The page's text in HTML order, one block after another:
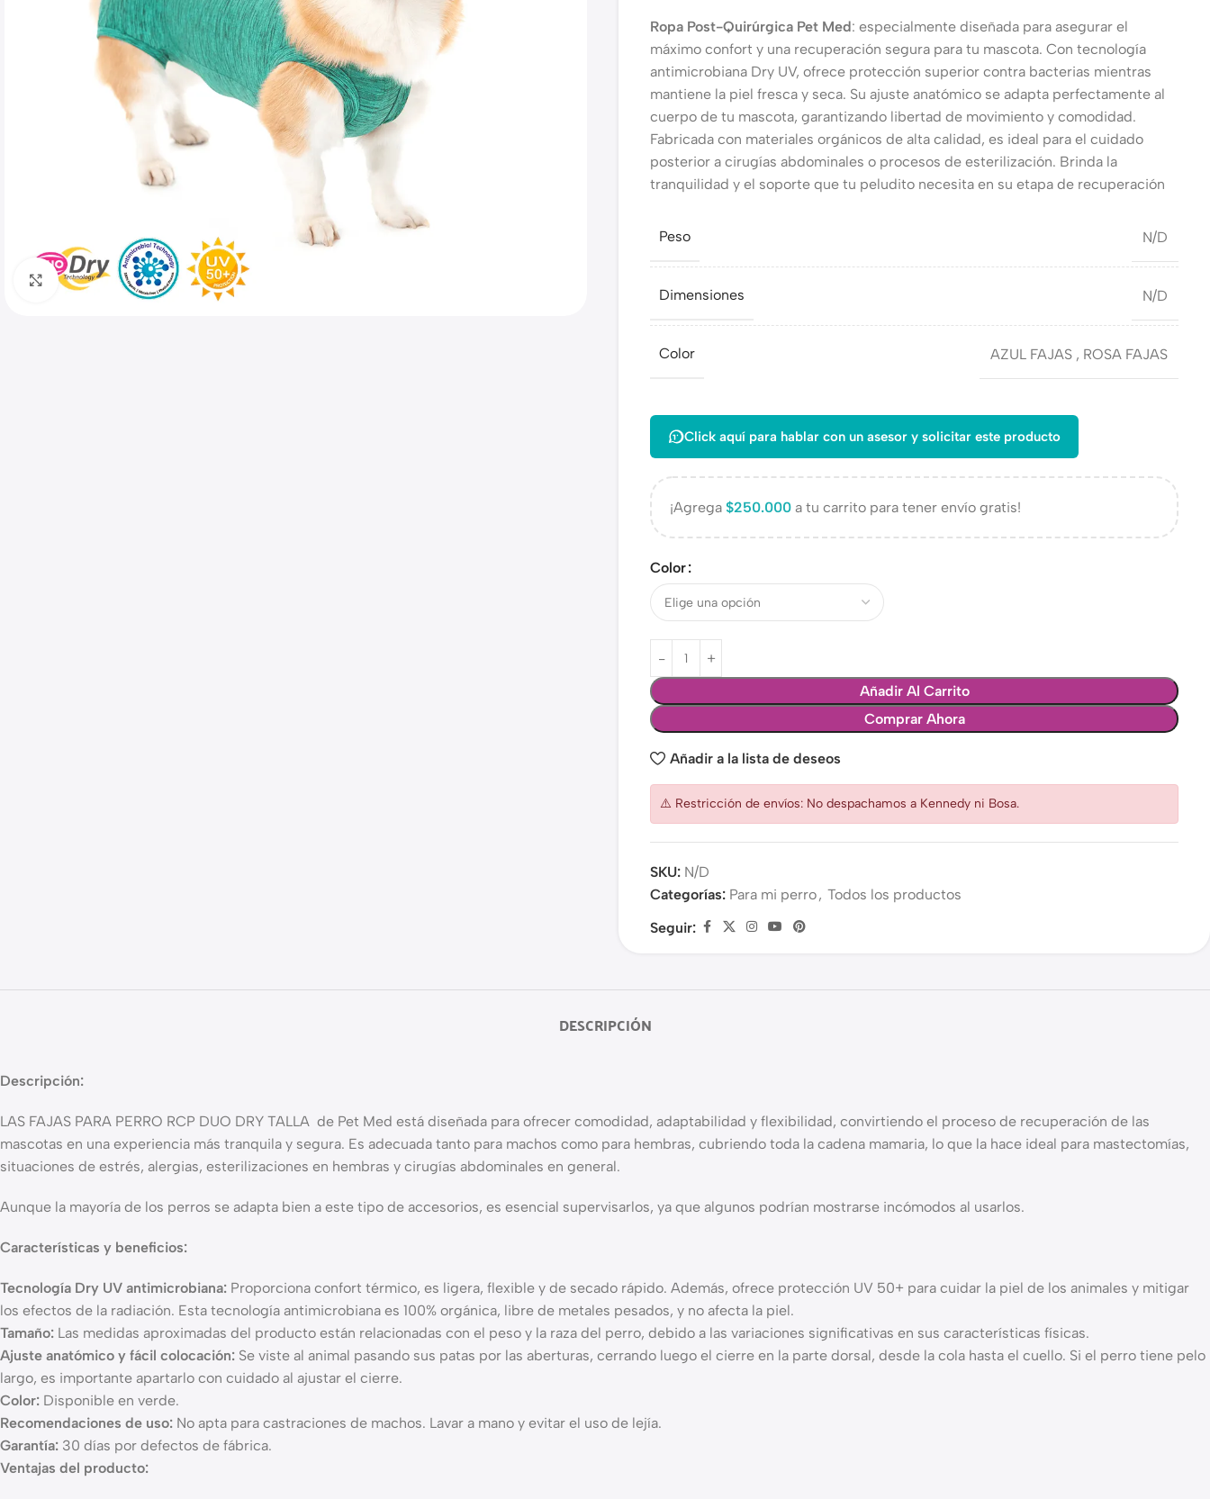
Haga clic para ampliar
Ropa Post-Quirúrgica Pet Med: especialmente diseñada para asegurar el
máximo confort y una recuperación segura para tu mascota. Con tecnología
antimicrobiana Dry UV, ofrece protección superior contra bacterias mientras
mantiene la piel fresca y seca. Su ajuste anatómico se adapta perfectamente al
cuerpo de tu mascota, garantizando libertad de movimiento y comodidad.
Fabricada con materiales orgánicos de alta calidad, es ideal para el cuidado
posterior a cirugías abdominales o procesos de esterilización. Brinda la
tranquilidad y el soporte que tu peludito necesita en su etapa de recuperación
Peso N/D
Dimensiones N/D
Color AZUL FAJAS , ROSA FAJAS
Click aquí para hablar con un asesor y solicitar este producto
¡Agrega $250.000 a tu carrito para tener envío gratis!
Color
Añadir Al Carrito
Comprar Ahora
Añadir a la lista de deseos
⚠️ Restricción de envíos: No despachamos a Kennedy ni Bosa.
SKU: N/D
Categorías: Para mi perro, Todos los productos
Seguir:
DESCRIPCIÓN
Descripción:
LAS FAJAS PARA PERRO RCP DUO DRY TALLA de Pet Med está diseñada para ofrecer comodidad, adaptabilidad y flexibilidad, convirtiendo el proceso de recuperación de las
mascotas en una experiencia más tranquila y segura. Es adecuada tanto para machos como para hembras, cubriendo toda la cadena mamaria, lo que la hace ideal para mastectomías,
situaciones de estrés, alergias, esterilizaciones en hembras y cirugías abdominales en general.
Aunque la mayoría de los perros se adapta bien a este tipo de accesorios, es esencial supervisarlos, ya que algunos podrían mostrarse incómodos al usarlos.
Características y beneficios:
Tecnología Dry UV antimicrobiana: Proporciona confort térmico, es ligera, flexible y de secado rápido. Además, ofrece protección UV 50+ para cuidar la piel de los animales y mitigar
los efectos de la radiación. Esta tecnología antimicrobiana es 100% orgánica, libre de metales pesados, y no afecta la piel.
Tamaño: Las medidas aproximadas del producto están relacionadas con el peso y la raza del perro, debido a las variaciones significativas en sus características físicas.
Ajuste anatómico y fácil colocación: Se viste al animal pasando sus patas por las aberturas, cerrando luego el cierre en la parte dorsal, desde la cola hasta el cuello. Si el perro tiene pelo
largo, es importante apartarlo con cuidado al ajustar el cierre.
Color: Disponible en verde.
Recomendaciones de uso: No apta para castraciones de machos. Lavar a mano y evitar el uso de lejía.
Garantía: 30 días por defectos de fábrica.
Ventajas del producto: